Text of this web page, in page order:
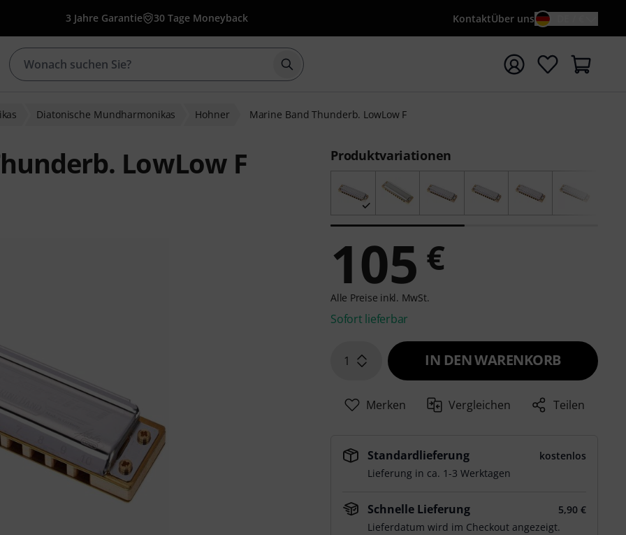
3 Jahre Garantie 30 Tage Moneyback KontaktÜber uns
Suche mit Suchwort {searchTerm} starten
Diatonische Mundharmonikas Hohner Marine Band Thunderb. LowLow F
LowLow F Produktvariationen
105 €
Alle Preise inkl. MwSt.
Sofort lieferbar
1 IN DEN WARENKORB
Merken Vergleichen Teilen
Standardlieferung
kostenlos
Lieferung in ca. 1-3 Werktagen
Schnelle Lieferung
5,90 €
Lieferdatum wird im Checkout angezeigt.